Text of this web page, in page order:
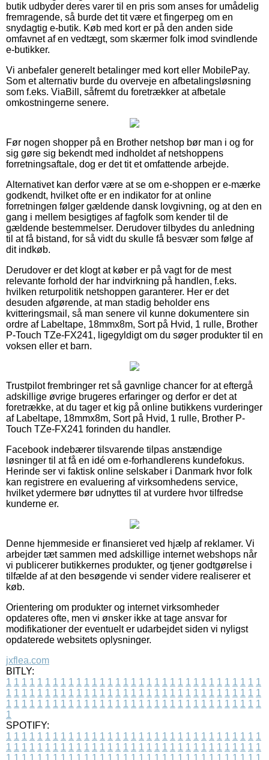
butik udbyder deres varer til en pris som anses for umådelig
fremragende, så burde det tit være et fingerpeg om en
snydagtig e-butik. Køb med kort er på den anden side
omfavnet af en vedtægt, som skærmer folk imod svindlende
e-butikker.
Vi anbefaler generelt betalinger med kort eller MobilePay.
Som et alternativ burde du overveje en afbetalingsløsning
som f.eks. ViaBill, såfremt du foretrækker at afbetale
omkostningerne senere.
Før nogen shopper på en Brother netshop bør man i og for
sig gøre sig bekendt med indholdet af netshoppens
forretningsaftale, dog er det tit et omfattende arbejde.
Alternativet kan derfor være at se om e-shoppen er e-mærke
godkendt, hvilket ofte er en indikator for at online
forretningen følger gældende dansk lovgivning, og at den en
gang i mellem besigtiges af fagfolk som kender til de
gældende bestemmelser. Derudover tilbydes du anledning
til at få bistand, for så vidt du skulle få besvær som følge af
dit indkøb.
Derudover er det klogt at køber er på vagt for de mest
relevante forhold der har indvirkning på handlen, f.eks.
hvilken returpolitik netshoppen garanterer. Her er det
desuden afgørende, at man stadig beholder ens
kvitteringsmail, så man senere vil kunne dokumentere sin
ordre af Labeltape, 18mmx8m, Sort på Hvid, 1 rulle, Brother
P-Touch TZe-FX241, ligegyldigt om du søger produkter til en
voksen eller et barn.
Trustpilot frembringer ret så gavnlige chancer for at eftergå
adskillige øvrige brugeres erfaringer og derfor er det at
foretrække, at du tager et kig på online butikkens vurderinger
af Labeltape, 18mmx8m, Sort på Hvid, 1 rulle, Brother P-
Touch TZe-FX241 forinden du handler.
Facebook indebærer tilsvarende tilpas anstændige
løsninger til at få en idé om e-forhandlerens kundefokus.
Herinde ser vi faktisk online selskaber i Danmark hvor folk
kan registrere en evaluering af virksomhedens service,
hvilket ydermere bør udnyttes til at vurdere hvor tilfredse
kunderne er.
Denne hjemmeside er finansieret ved hjælp af reklamer. Vi
arbejder tæt sammen med adskillige internet webshops når
vi publicerer butikkernes produkter, og tjener godtgørelse i
tilfælde af at den besøgende vi sender videre realiserer et
køb.
Orientering om produkter og internet virksomheder
opdateres ofte, men vi ønsker ikke at tage ansvar for
modifikationer der eventuelt er udarbejdet siden vi nyligst
opdaterede websitets oplysninger.
jxflea.com
BITLY:
1 1 1 1 1 1 1 1 1 1 1 1 1 1 1 1 1 1 1 1 1 1 1 1 1 1 1 1 1 1 1 1 1
1 1 1 1 1 1 1 1 1 1 1 1 1 1 1 1 1 1 1 1 1 1 1 1 1 1 1 1 1 1 1 1 1
1 1 1 1 1 1 1 1 1 1 1 1 1 1 1 1 1 1 1 1 1 1 1 1 1 1 1 1 1 1 1 1 1
1
SPOTIFY:
1 1 1 1 1 1 1 1 1 1 1 1 1 1 1 1 1 1 1 1 1 1 1 1 1 1 1 1 1 1 1 1 1
1 1 1 1 1 1 1 1 1 1 1 1 1 1 1 1 1 1 1 1 1 1 1 1 1 1 1 1 1 1 1 1 1
1 1 1 1 1 1 1 1 1 1 1 1 1 1 1 1 1 1 1 1 1 1 1 1 1 1 1 1 1 1 1 1 1